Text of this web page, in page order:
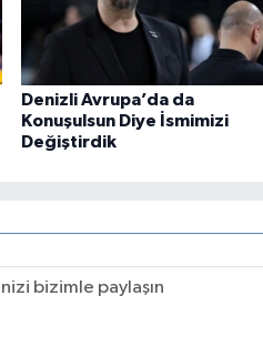
Denizli Avrupa’da da
Konuşulsun Diye İsmimizi
Değiştirdik